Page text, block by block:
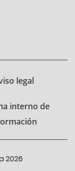
legal
interno de
2026